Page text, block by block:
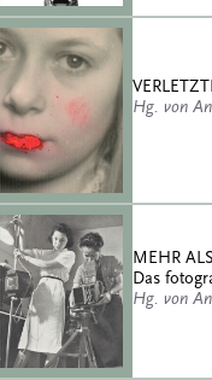
Hg. von
MEHR
Das
Hg. von